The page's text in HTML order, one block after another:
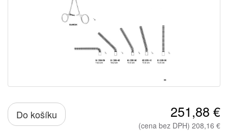
Do košíku 251,88 €
(cena bez DPH) 208,16 €